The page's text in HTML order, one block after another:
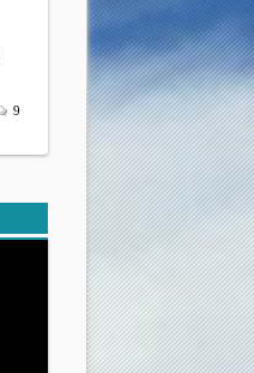
9